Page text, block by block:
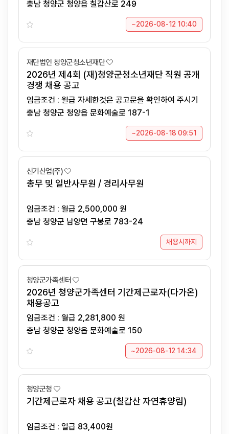
충남 청양군 청양읍 칠갑산로 249
~2026-08-12 10:40
재단법인 청양군청소년재단
2026년 제4회 (재)청양군청소년재단 직원 공개
경쟁 채용 공고
임금조건 : 월급 자세한것은 공고문을 확인하여 주시기
바랍니다.
충남 청양군 청양읍 문화예술로 187-1
~2026-08-18 09:51
신기산업(주)
총무 및 일반사무원 / 경리사무원
임금조건 : 월급 2,500,000 원
충남 청양군 남양면 구봉로 783-24
채용시까지
청양군가족센터
2026년 청양군가족센터 기간제근로자(다가온)
채용공고
임금조건 : 월급 2,281,800 원
충남 청양군 청양읍 문화예술로 150
~2026-08-12 14:34
청양군청
기간제근로자 채용 공고(칠갑산 자연휴양림)
임금조건 : 일급 83,400원